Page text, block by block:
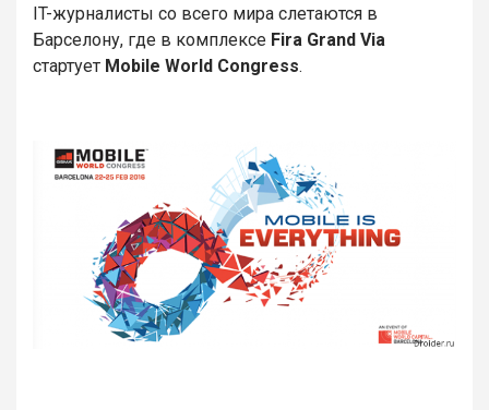
IT-журналисты со всего мира слетаются в
Барселону, где в комплексе Fira Grand Via
стартует Mobile World Congress.